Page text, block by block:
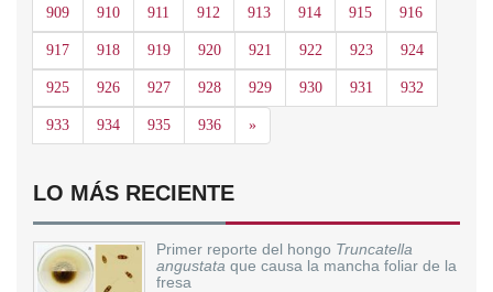
909 910 911 912 913 914 915 916
917 918 919 920 921 922 923 924
925 926 927 928 929 930 931 932
933 934 935 936 »Siguiente
LO MÁS RECIENTE
Primer reporte del hongo Truncatella
angustata que causa la mancha foliar de la
fresa